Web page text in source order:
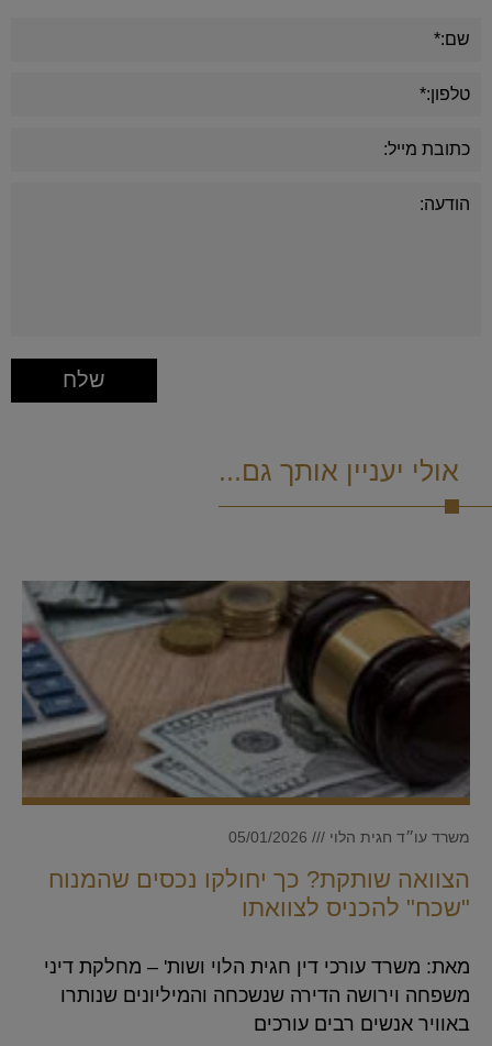
Alternative:
אולי יעניין אותך גם...
הצוואה שותקת? כך יחולקו נכסים שהמנוח
"שכח" להכניס לצוואתו
משרד עו״ד חגית הלוי
מאת: משרד עורכי דין חגית הלוי ושות' – מחלקת דיני
משפחה וירושה הדירה שנשכחה והמיליונים שנותרו
באוויר אנשים רבים עורכים